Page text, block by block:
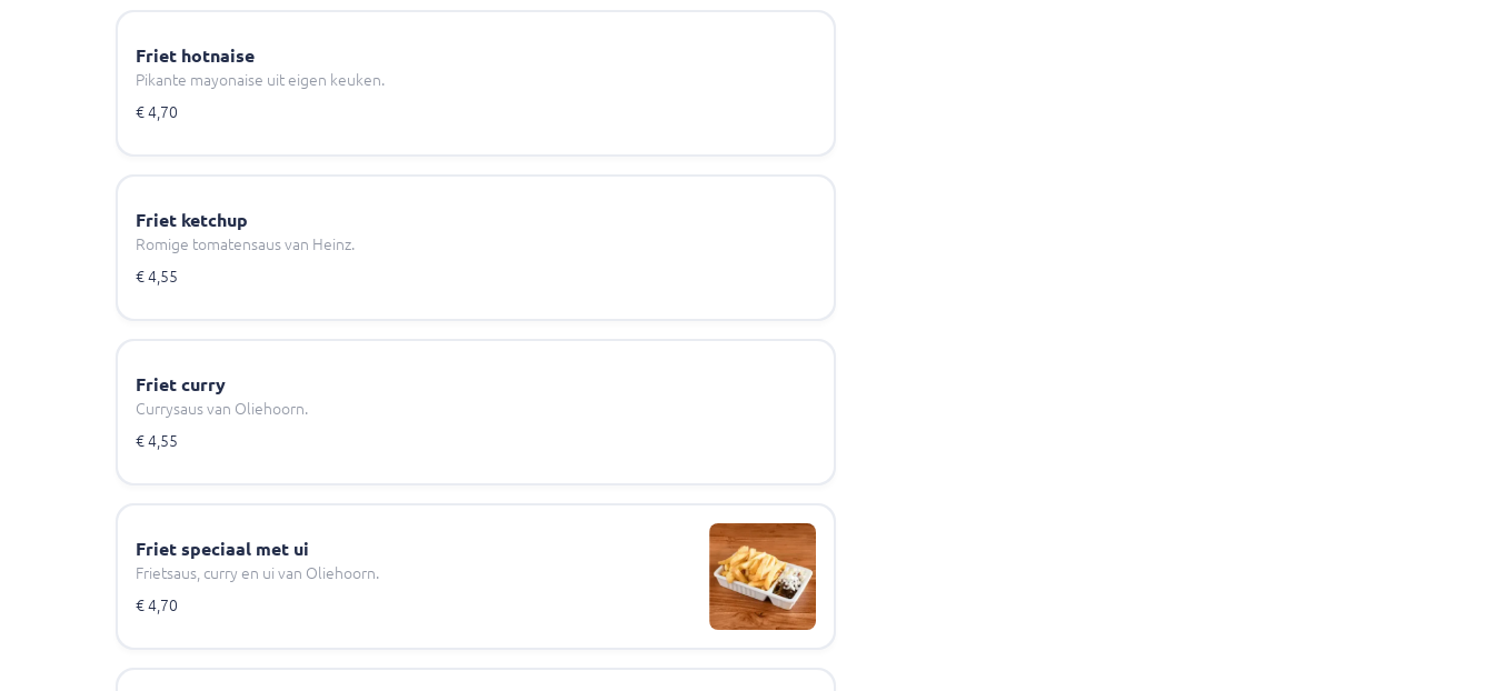
Friet hotnaise
Pikante mayonaise uit eigen keuken.
€ 4,70
Friet ketchup
Romige tomatensaus van Heinz.
€ 4,55
Friet curry
Currysaus van Oliehoorn.
€ 4,55
Friet speciaal met ui
Frietsaus, curry en ui van Oliehoorn.
€ 4,70